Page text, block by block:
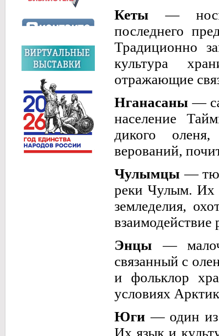
Кеты —
последнего
Традиционно
культура
отражающие
Нганасаны —
население
дикого
верований,
Чулымцы —
реки Чулым. Их
земледелия,
взаимодействие
Энцы —
связанный с
и фольклор
условиях
Юги — один из
Их язык и